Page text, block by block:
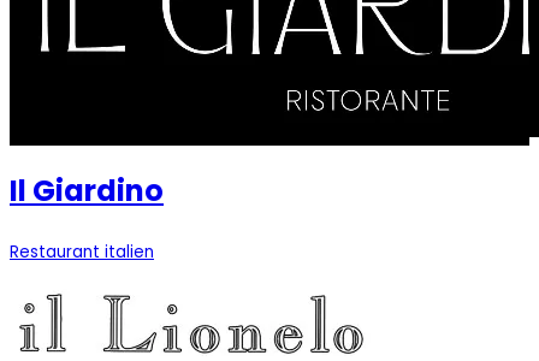
Il Giardino
Restaurant italien